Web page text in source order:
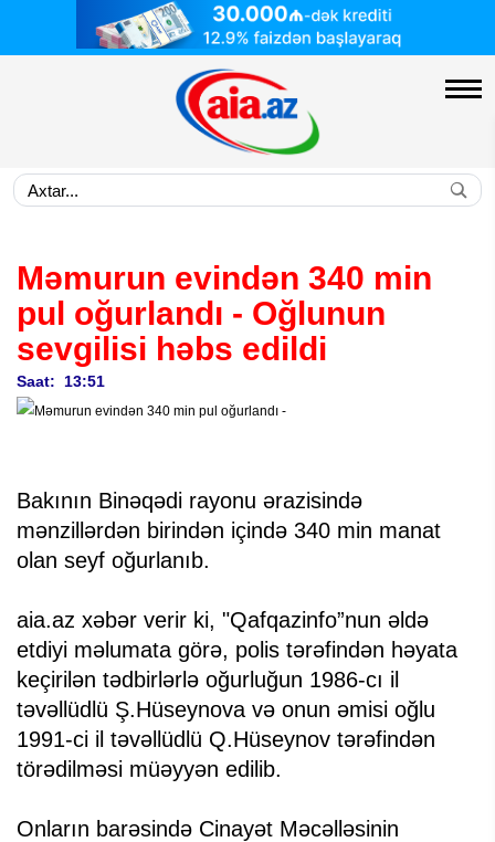
Məmurun evindən 340 min
pul oğurlandı - Oğlunun
sevgilisi həbs edildi
Saat: 13:51
Bakının Binəqədi rayonu ərazisində
mənzillərdən birindən içində 340 min manat
olan seyf oğurlanıb.
aia.az xəbər verir ki, "Qafqazinfo”nun əldə
etdiyi məlumata görə, polis tərəfindən həyata
keçirilən tədbirlərlə oğurluğun 1986-cı il
təvəllüdlü Ş.Hüseynova və onun əmisi oğlu
1991-ci il təvəllüdlü Q.Hüseynov tərəfindən
törədilməsi müəyyən edilib.
Onların barəsində Cinayət Məcəlləsinin